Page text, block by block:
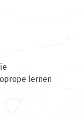
lernen